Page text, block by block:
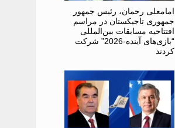
امامعلی رحمان، رئیس جمهور
جمهوری تاجیکستان در مراسم
افتتاحیه مسابقات بین‌المللی
“بازی‌های آینده-2026” شرکت
کردند